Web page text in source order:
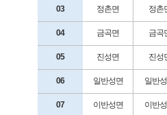
03 정촌면 정촌
04 금곡면 금곡
05 진성면 진성
06 일반성면 일반
07 이반성면 이반